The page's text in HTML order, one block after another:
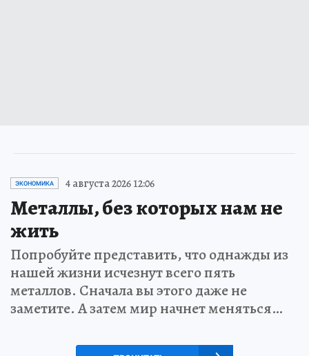
ЭКОНОМИКА 4 августа 2026 12:06
Металлы, без которых нам не
жить
Попробуйте представить, что однажды из
нашей жизни исчезнут всего пять
металлов. Сначала вы этого даже не
заметите. А затем мир начнет меняться…